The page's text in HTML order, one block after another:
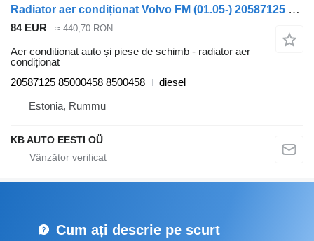
Radiator aer condiționat Volvo FM (01.05-) 20587125 pentru camion Volvo FM7-FM12, FM, FMX (1998-2014)
84 EUR ≈ 440,70 RON
Aer conditionat auto și piese de schimb - radiator aer
condiționat
20587125 85000458 8500458
diesel
Estonia, Rummu
KB AUTO EESTI OÜ
Cum ați descrie pe scurt